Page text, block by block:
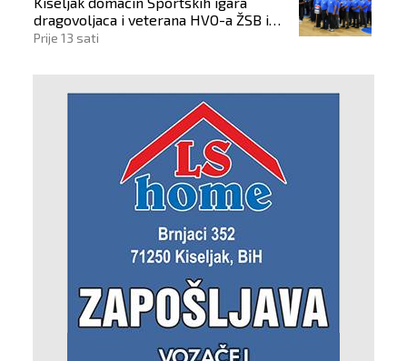
dragovoljaca i veterana HVO-a ŽSB i
Dana branitelja
Prije 13 sati